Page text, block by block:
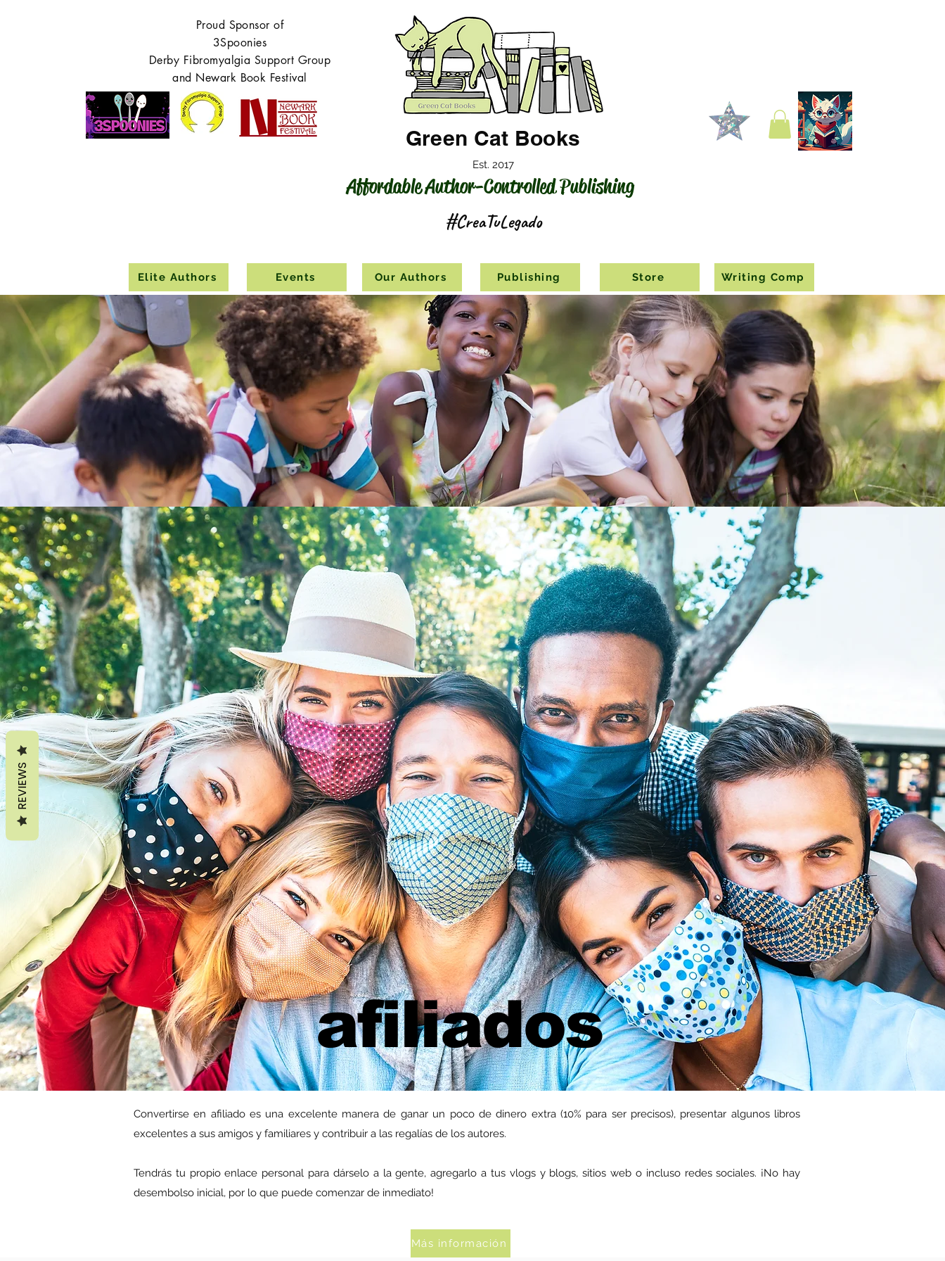
Green Cat Books
Est. 2017
Proud Sponsor of
3Spoonies
Derby Fibromyalgia Support Group
and Newark Book Festival
#CreaTuLegado
Affordable Author-Controlled Publishing
Elite Authors Events Our Authors Publishing Store Writing Comp
afiliados
Convertirse en afiliado es una excelente manera de ganar un poco de dinero extra (10% para ser precisos), presentar algunos libros
excelentes a sus amigos y familiares y contribuir a las regalías de los autores.
Tendrás tu propio enlace personal para dárselo a la gente, agregarlo a tus vlogs y blogs, sitios web o incluso redes sociales. ¡No hay
desembolso inicial, por lo que puede comenzar de inmediato!
Más información
REVIEWS